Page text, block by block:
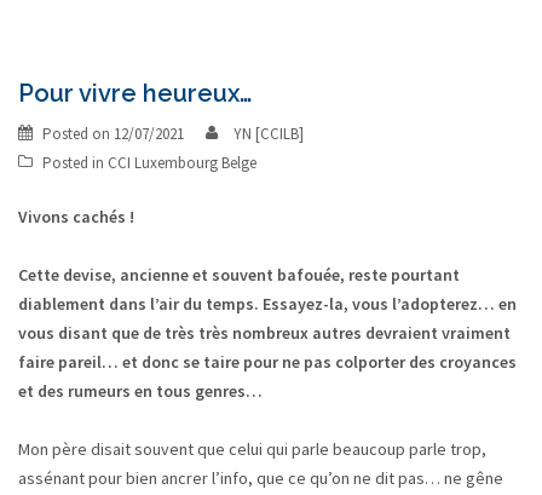
Pour vivre heureux…
Posted on 12/07/2021
YN [CCILB]
Posted in CCI Luxembourg Belge
Vivons cachés !
Cette devise, ancienne et souvent bafouée, reste pourtant
diablement dans l’air du temps. Essayez-la, vous l’adopterez… en
vous disant que de très très nombreux autres devraient vraiment
faire pareil… et donc se taire pour ne pas colporter des croyances
et des rumeurs en tous genres…
Mon père disait souvent que celui qui parle beaucoup parle trop,
assénant pour bien ancrer l’info, que ce qu’on ne dit pas… ne gêne